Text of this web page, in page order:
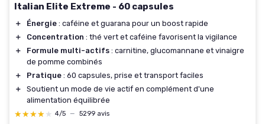
Italian Elite Extreme - 60 capsules
＋ Énergie : caféine et guarana pour un boost rapide
＋
Concentration : thé vert et caféine favorisent la vigilance
＋
Formule multi-actifs : carnitine, glucomannane et vinaigre
de pomme combinés
＋
Pratique : 60 capsules, prise et transport faciles
＋
Soutient un mode de vie actif en complément d'une
alimentation équilibrée
★★★★★
★★★★★ 4/5 — 5299 avis